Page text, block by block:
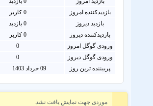
بازدیدکننده امروز
0 کاربر
بازدید دیروز
0 بازدید
بازدیدکننده دیروز
0 کاربر
ورودی گوگل امروز
0
ورودی گوگل دیروز
0
پربیننده ترین روز
09 خرداد 1403
موردی جهت نمایش یافت نشد.